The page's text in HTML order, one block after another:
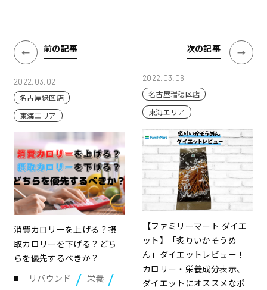
前の記事
消費カロリーを上げる？摂
取カロリーを下げる？どち
らを優先するべきか？
リバウンド
栄養
2022.03.02
名古屋緑区店
東海エリア
次の記事
【ファミリーマート ダイエ
ット】「炙りいかそうめ
ん」ダイエットレビュー！
カロリー・栄養成分表示、
ダイエットにオススメなポ
2022.03.06
名古屋瑞穂区店
東海エリア